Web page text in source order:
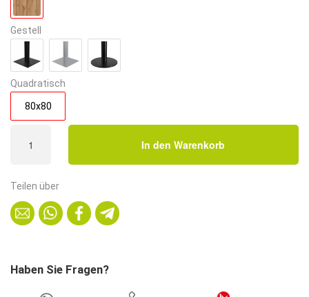
Gestell
Quadratisch
80x80
80x80
|
Rom
Natur
mit
Kreuzfuß
In den Warenkorb
Teilen über
Haben Sie Fragen?